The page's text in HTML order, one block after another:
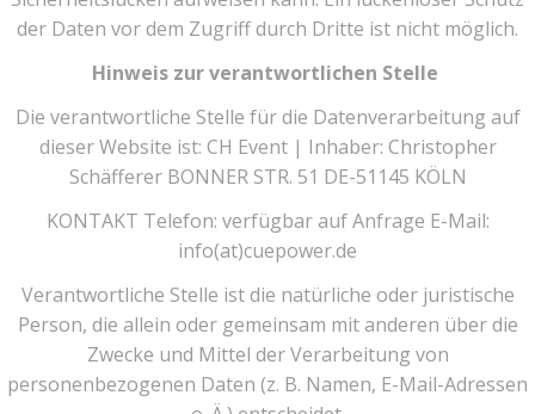
der Daten vor dem Zugriff durch Dritte ist nicht möglich.
Hinweis zur verantwortlichen Stelle
Die verantwortliche Stelle für die Datenverarbeitung auf
dieser Website ist: CH Event | Inhaber: Christopher
Schäfferer BONNER STR. 51 DE-51145 KÖLN
KONTAKT Telefon: verfügbar auf Anfrage E-Mail:
info(at)cuepower.de
Verantwortliche Stelle ist die natürliche oder juristische
Person, die allein oder gemeinsam mit anderen über die
Zwecke und Mittel der Verarbeitung von
personenbezogenen Daten (z. B. Namen, E-Mail-Adressen